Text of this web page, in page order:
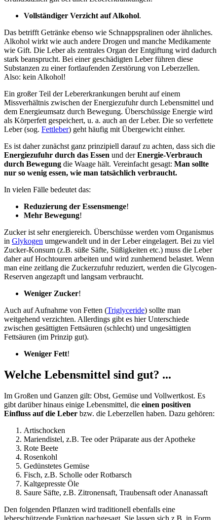
Vollständiger Verzicht auf Alkohol.
Das betrifft Getränke ebenso wie Schnappspralinen oder ähnliches.
Alkohol wirkt wie auch andere Drogen und manche Medikamente
wie Gift. Die Leber als zentrales Organ der Entgiftung wird dadurch
stark beansprucht. Bei einer geschädigten Leber führen diese
Substanzen zu einer fortlaufenden Zerstörung von Leberzellen.
Also: kein Alkohol!
Ein großer Teil der Lebererkrankungen beruht auf einem
Missverhältnis zwischen der Energiezufuhr durch Lebensmittel und
dem Energieumsatz durch Bewegung. Überschüssige Energie wird
als Körperfett gespeichert, u. a. auch an der Leber. Die so verfettete
Leber (sog. Fettleber) geht häufig mit Übergewicht einher.
Es ist daher zunächst ganz prinzipiell darauf zu achten, dass sich die
Energiezufuhr durch das Essen und derEnergie-Verbrauch
durch Bewegung die Waage hält. Vereinfacht gesagt: Man sollte
nur so wenig essen, wie man tatsächlich verbraucht.
In vielen Fälle bedeutet das:
Reduzierung der Essensmenge!
Mehr Bewegung!
Zucker ist sehr energiereich. Überschüsse werden vom Organismus
in Glykogen umgewandelt und in der Leber eingelagert. Bei zu viel
Zucker-Konsum (z.B. süße Säfte, Süßigkeiten etc.) muss die Leber
daher auf Hochtouren arbeiten und wird zunhemend belastet. Wenn
man eine zeitlang die Zuckerzufuhr reduziert, werden die Glycogen-
Reserven angezapft und langsam verbraucht.
Weniger Zucker!
Auch auf Aufnahme von Fetten (Triglyceride) sollte man
weitgehend verzichten. Allerdings gibt es hier Unterschiede
zwischen gesättigten Fettsäuren (schlecht) und ungesättigten
Fettsäuren (im Prinzip gut).
Weniger Fett!
Welche Lebensmittel sind gut? ...
Im Großen und Ganzen gilt: Obst, Gemüse und Vollwertkost. Es
gibt darüber hinaus einige Lebensmittel, die einen positiven
Einfluss auf die Leber bzw. die Leberzellen haben. Dazu gehören:
Artischocken
Mariendistel, z.B. Tee oder Präparate aus der Apotheke
Rote Beete
Rosenkohl
Gedünstetes Gemüse
Fisch, z.B. Scholle oder Rotbarsch
Kaltgepresste Öle
Saure Säfte, z.B. Zitronensaft, Traubensaft oder Ananassaft
Den folgenden Pflanzen wird traditionell ebenfalls eine
leberschützende Funktion nachgesagt. Sie lassen sich z.B. in Form